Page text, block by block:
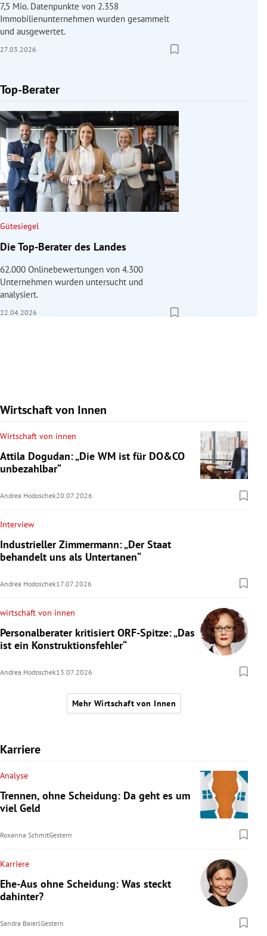
7,5 Mio. Datenpunkte von 2.358
Immobilienunternehmen wurden gesammelt
und ausgewertet.
27.03.2026
Top-Berater
Slide 1 von 1
Gütesiegel
Die Top-Berater des Landes
62.000 Onlinebewertungen von 4.300
Unternehmen wurden untersucht und
analysiert.
22.04.2026
Wirtschaft von Innen
Wirtschaft von innen
Attila Dogudan: „Die WM ist für DO&CO
unbezahlbar“
Andrea Hodoschek20.07.2026
Interview
Industrieller Zimmermann: „Der Staat
behandelt uns als Untertanen“
Andrea Hodoschek17.07.2026
wirtschaft von innen
Personalberater kritisiert ORF-Spitze: „Das
ist ein Konstruktionsfehler“
Andrea Hodoschek13.07.2026
Mehr Wirtschaft von Innen
Karriere
Analyse
Trennen, ohne Scheidung: Da geht es um
viel Geld
Roxanna SchmitGestern
Karriere
Ehe-Aus ohne Scheidung: Was steckt
dahinter?
Sandra BaierlGestern